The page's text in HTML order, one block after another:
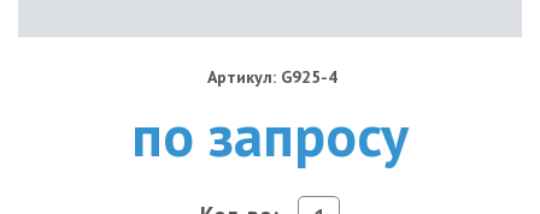
Артикул: G925-4
по запросу